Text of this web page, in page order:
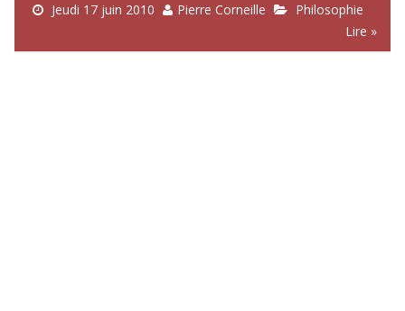
Jeudi 17 juin 2010 Pierre Corneille
Philosophie
Lire »